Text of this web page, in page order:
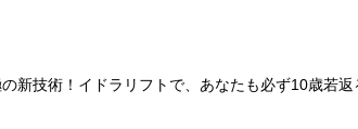
の新技術！イドラリフトで、あなたも必ず10歳若返